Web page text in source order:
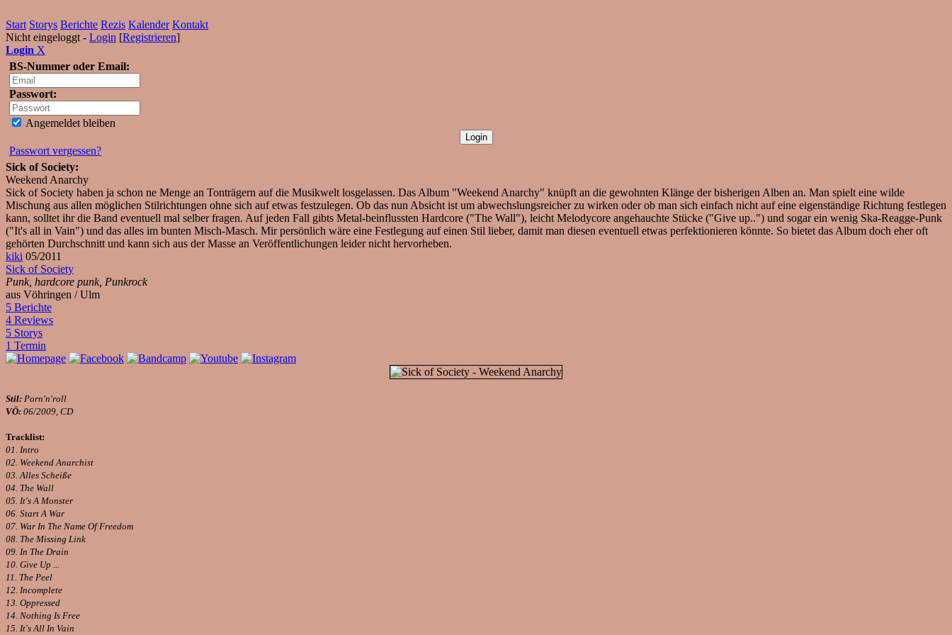
Start Storys Berichte Rezis Kalender Kontakt
Nicht eingeloggt - Login [Registrieren]
Login X
BS-Nummer oder Email:
Passwort:
Angemeldet bleiben
Passwort vergessen?
Sick of Society:
Weekend Anarchy
Sick of Society haben ja schon ne Menge an Tonträgern auf die Musikwelt losgelassen. Das Album "Weekend Anarchy" knüpft an die gewohnten Klänge der bisherigen Alben an. Man spielt eine wilde
Mischung aus allen möglichen Stilrichtungen ohne sich auf etwas festzulegen. Ob das nun Absicht ist um abwechslungsreicher zu wirken oder ob man sich einfach nicht auf eine eigenständige Richtung festlegen
kann, solltet ihr die Band eventuell mal selber fragen. Auf jeden Fall gibts Metal-beinflussten Hardcore ("The Wall"), leicht Melodycore angehauchte Stücke ("Give up..") und sogar ein wenig Ska-Reagge-Punk
("It's all in Vain") und das alles im bunten Misch-Masch. Mir persönlich wäre eine Festlegung auf einen Stil lieber, damit man diesen eventuell etwas perfektionieren könnte. So bietet das Album doch eher oft
gehörten Durchschnitt und kann sich aus der Masse an Veröffentlichungen leider nicht hervorheben.
kiki 05/2011
Sick of Society
Punk, hardcore punk, Punkrock
aus Vöhringen / Ulm
5 Berichte
4 Reviews
5 Storys
1 Termin
Stil: Porn'n'roll
VÖ: 06/2009, CD
Tracklist:
01. Intro
02. Weekend Anarchist
03. Alles Scheiße
04. The Wall
05. It's A Monster
06. Start A War
07. War In The Name Of Freedom
08. The Missing Link
09. In The Drain
10. Give Up ...
11. The Peel
12. Incomplete
13. Oppressed
14. Nothing Is Free
15. It's All In Vain